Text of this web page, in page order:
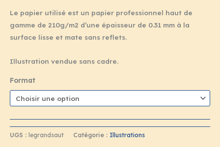
Le papier utilisé est un papier professionnel haut de
gamme de 210g/m2 d’une épaisseur de 0.31 mm à la
surface lisse et mate sans reflets.
Illustration vendue sans cadre.
Format
UGS : legrandsaut Catégorie : Illustrations